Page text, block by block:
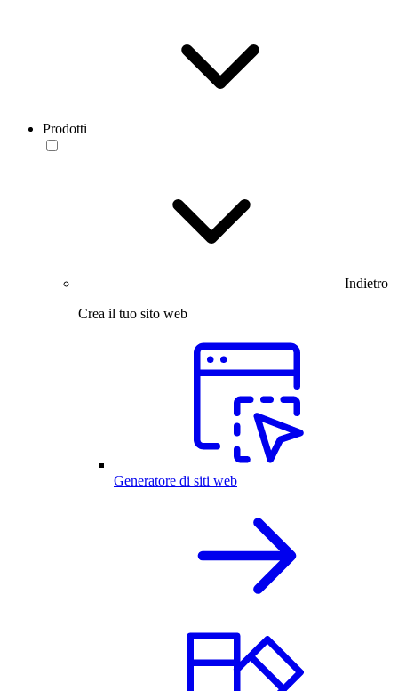
Prodotti
Indietro
Crea il tuo sito web
Generatore di siti web